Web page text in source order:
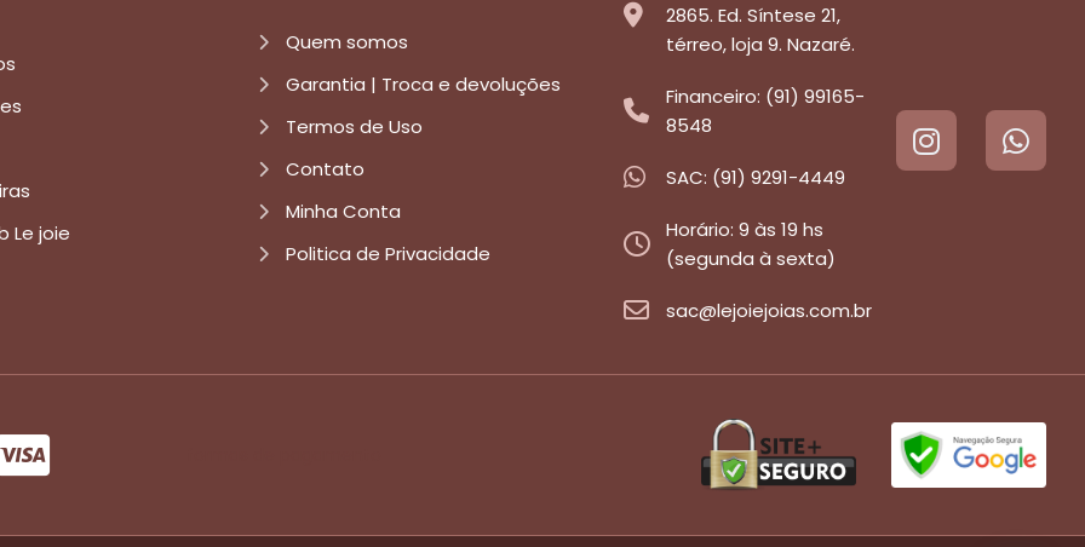
Le joie
Quem somos
Garantia | Troca e devoluções
Termos de Uso
Contato
Minha Conta
Politica de Privacidade
2865. Ed. Síntese 21,
térreo, loja 9. Nazaré.
Financeiro: (91) 99165-
8548
SAC: (91) 9291-4449
Horário: 9 às 19 hs
(segunda à sexta)
sac@lejoiejoias.com.br